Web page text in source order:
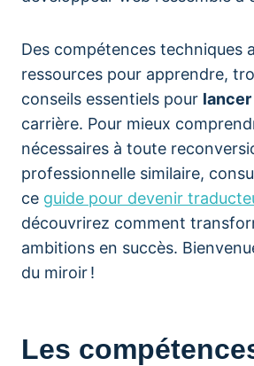
Des compétences techniques
ressources pour apprendre,
conseils essentiels pour lancer
carrière. Pour mieux
nécessaires à toute
professionnelle similaire,
ce guide pour devenir
découvrirez comment
ambitions en succès.
du miroir !
Les